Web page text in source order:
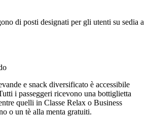
di posti designati per gli utenti su sedia a
e snack diversificato è accessibile
i passeggeri ricevono una bottiglietta
quelli in Classe Relax o Business
o un tè alla menta gratuiti.